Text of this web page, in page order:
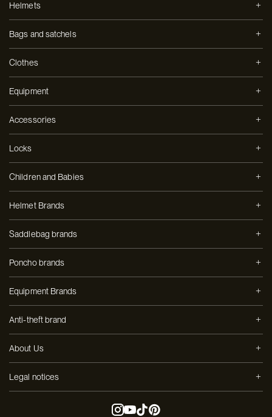
Helmets
Bags and satchels
Clothes
Equipment
Accessories
Locks
Children and Babies
Helmet Brands
Saddlebag brands
Poncho brands
Equipment Brands
Anti-theft brand
About Us
Legal notices